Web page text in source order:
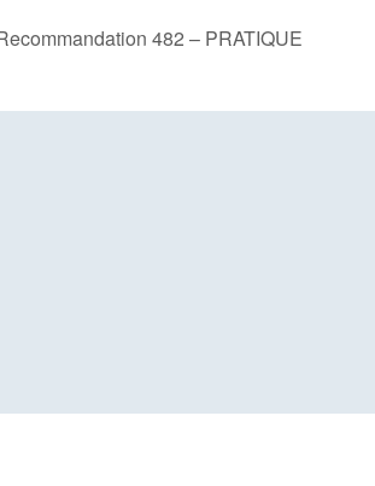
482 – PRATIQUE